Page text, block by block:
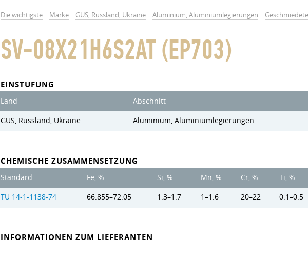
Die wichtigste Marke GUS, Russland, Ukraine Aluminium, Aluminiumlegierungen
SV-08X21H6S2AT (EP703)
EINSTUFUNG
Land Abschnitt
GUS, Russland, Ukraine Aluminium, Aluminiumlegierungen
CHEMISCHE ZUSAMMENSETZUNG
Standard Fe, % Si, % Mn, % Cr, % Ti, %
TU 14-1-1138-74 66.855–72.05 1.3–1.7 1–1.6 20–22 0.1–0.5
INFORMATIONEN ZUM LIEFERANTEN